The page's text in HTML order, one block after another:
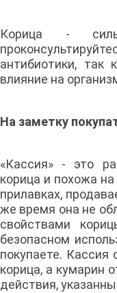
Корица -
антибиотики, так
влияние на
На заметку
«Кассия» - это
корица и похожа
прилавках,
же время она не
свойствами
безопасном
покупаете.
корица, а кумарин
действия,